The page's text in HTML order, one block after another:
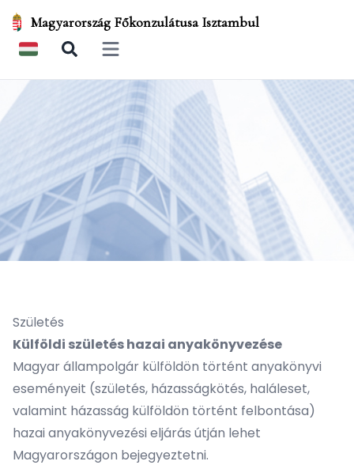
Magyarország Főkonzulátusa Isztambul
Open main menu
Születés
Külföldi születés hazai anyakönyvezése
Magyar állampolgár külföldön történt anyakönyvi
eseményeit (születés, házasságkötés, haláleset,
valamint házasság külföldön történt felbontása)
hazai anyakönyvezési eljárás útján lehet
Magyarországon bejegyeztetni.